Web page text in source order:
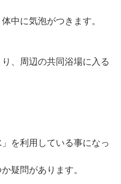
中に気泡がつきます。
、周辺の共同浴場に入る
を利用している事になっ
疑問があります。